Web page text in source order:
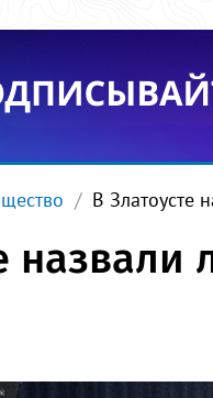
В Златоусте